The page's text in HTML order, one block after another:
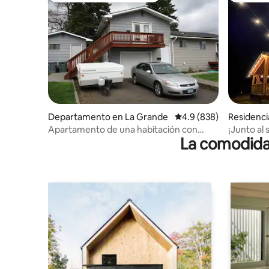
Departamento en La Grande Calificación promedio:
4.9 (838)
Apartamento de una habitación con
cama queen, baño y entrada privada
¡Junto al
área
La